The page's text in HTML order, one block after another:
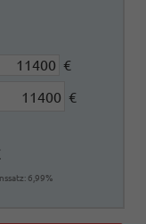
€
€
6,99%